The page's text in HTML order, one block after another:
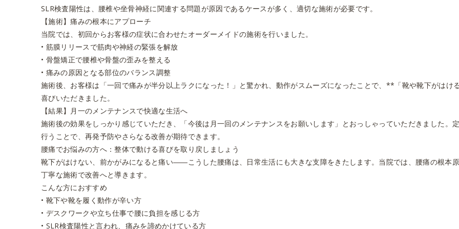
SLR検査陽性は、腰椎や坐骨神経に関連する問題が原因であるケースが多く、適切な施術が必要です。
【施術】痛みの根本にアプローチ
当院では、初回からお客様の症状に合わせたオーダーメイドの施術を行いました。
• 筋膜リリース で筋肉や神経の緊張を解放
• 骨盤矯正で腰椎や骨盤の歪みを整える
• 痛みの原因となる部位のバランス調整
施術後、お客様は「一回で痛みが半分以上ラクになった！」と驚かれ、動作がスムーズになったことで、**「靴や靴下がはけ
喜びいただきました。
【結果】月一のメンテナンスで快適な生活へ
施術後の効果をしっかり感じていただき、「今後は 月一回のメンテナンスをお願いします」とおっしゃっていただきました。
行うことで、再発予防やさらなる改善が期待できます。
腰痛でお悩みの方へ：整体で動ける喜びを取り戻しましょう
靴下がはけない、前かがみになると痛い――こうした腰痛は、日常生活にも大きな支障をきたします。当院では、腰痛の根本
丁寧な施術で改善へと導きます。
こんな方におすすめ
• 靴下や靴を履く動作が辛い方
• デスクワークや立ち仕事で腰に負担を感じる方
• SLR検査陽性と言われ、痛みを諦めかけている方